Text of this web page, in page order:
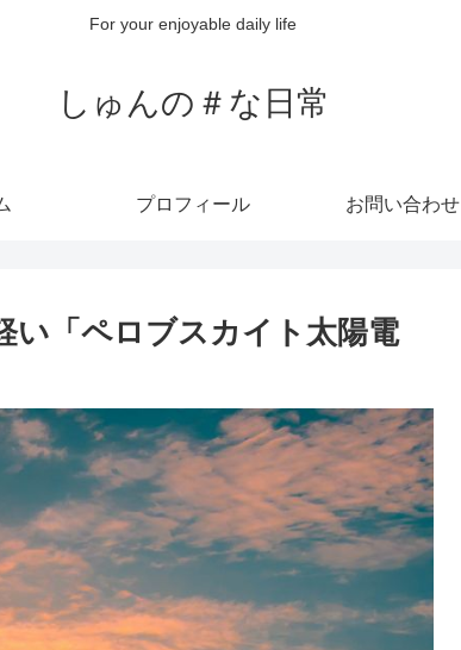
For your enjoyable daily life
しゅんの＃な日常
プロフィール お問い合わせ
い「ペロブスカイト太陽電